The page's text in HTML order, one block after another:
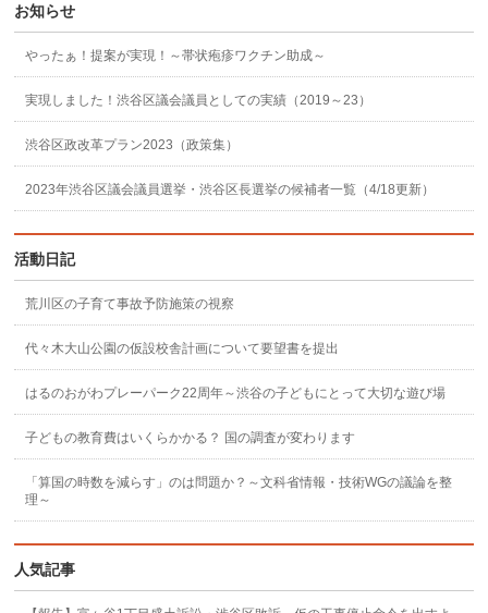
お知らせ
やったぁ！提案が実現！～帯状疱疹ワクチン助成～
実現しました！渋谷区議会議員としての実績（2019～23）
渋谷区政改革プラン2023（政策集）
2023年渋谷区議会議員選挙・渋谷区長選挙の候補者一覧（4/18更新）
活動日記
荒川区の子育て事故予防施策の視察
代々木大山公園の仮設校舎計画について要望書を提出
はるのおがわプレーパーク22周年～渋谷の子どもにとって大切な遊び場
子どもの教育費はいくらかかる？ 国の調査が変わります
「算国の時数を減らす」のは問題か？～文科省情報・技術WGの議論を整
理～
人気記事